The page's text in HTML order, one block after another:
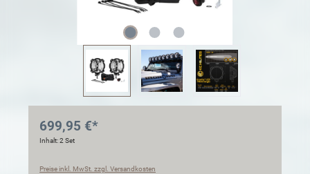
699,95 €*
Inhalt:2 Set
Preise inkl. MwSt. zzgl. Versandkosten